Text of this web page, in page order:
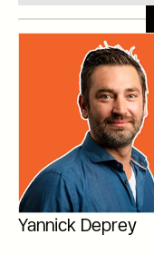
Yannick Deprey